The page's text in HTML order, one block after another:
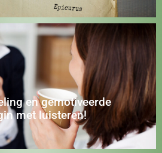
en gemotiveerde
met luisteren!